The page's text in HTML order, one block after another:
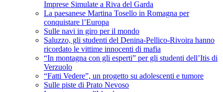
Imprese Simulate a Riva del Garda
La paesanese Martina Tosello in Romagna per
conquistare l’Europa
Sulle navi in giro per il mondo
Saluzzo, gli studenti del Denina-Pellico-Rivoira hanno
ricordato le vittime innocenti di mafia
“In montagna con gli esperti” per gli studenti dell’Itis di
Verzuolo
“Fatti Vedere”, un progetto su adolescenti e tumore
Sulle piste di Prato Nevoso